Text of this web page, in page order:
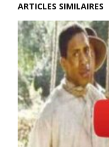
ARTICLES SIMILAIRES